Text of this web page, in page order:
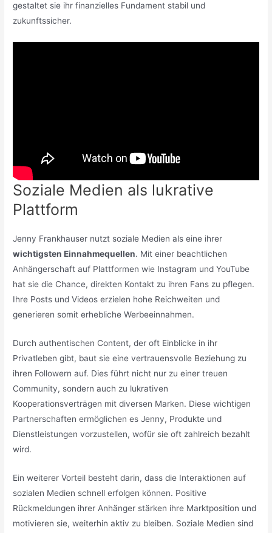
gestaltet sie ihr finanzielles Fundament stabil und
zukunftssicher.
Soziale Medien als lukrative
Plattform
Jenny Frankhauser nutzt soziale Medien als eine ihrer
wichtigsten Einnahmequellen. Mit einer beachtlichen
Anhängerschaft auf Plattformen wie Instagram und YouTube
hat sie die Chance, direkten Kontakt zu ihren Fans zu pflegen.
Ihre Posts und Videos erzielen hohe Reichweiten und
generieren somit erhebliche Werbeeinnahmen.
Durch authentischen Content, der oft Einblicke in ihr
Privatleben gibt, baut sie eine vertrauensvolle Beziehung zu
ihren Followern auf. Dies führt nicht nur zu einer treuen
Community, sondern auch zu lukrativen
Kooperationsverträgen mit diversen Marken. Diese wichtigen
Partnerschaften ermöglichen es Jenny, Produkte und
Dienstleistungen vorzustellen, wofür sie oft zahlreich bezahlt
wird.
Ein weiterer Vorteil besteht darin, dass die Interaktionen auf
sozialen Medien schnell erfolgen können. Positive
Rückmeldungen ihrer Anhänger stärken ihre Marktposition und
motivieren sie, weiterhin aktiv zu bleiben. Soziale Medien sind